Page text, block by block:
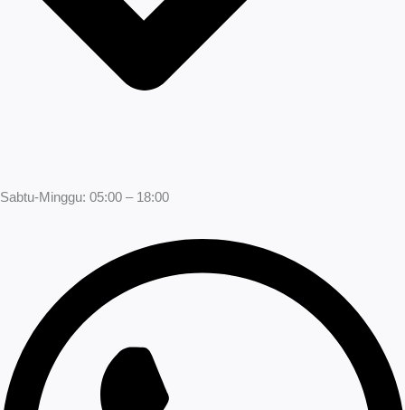
Sabtu-Minggu: 05:00 – 18:00